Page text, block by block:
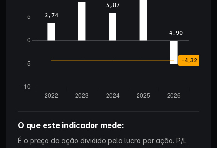
O que este indicador mede:
É o preço da ação dividido pelo lucro por ação. P/L